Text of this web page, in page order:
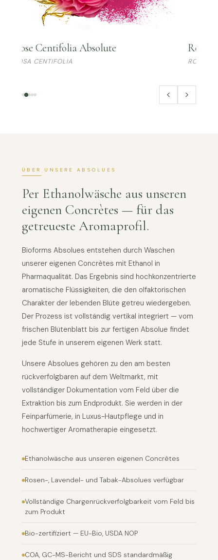
Rose Centifolia Absolute
ROSA CENTIFOLIA
Rose
ROSA
ÜBER UNSERE ABSOLUES
Per Ethanolwäsche aus unseren
eigenen Concrètes — für das
getreueste Aromaprofil.
Bioforms Absolues entstehen durch Waschen
unserer eigenen Concrètes mit Ethanol in
Pharmaqualität. Das Ergebnis sind hochkonzentrierte
aromatische Flüssigkeiten, die den olfaktorischen
Charakter der lebenden Blüte getreu wiedergeben.
Der Prozess ist vollständig vertikal integriert — vom
frischen Blütenblatt bis zur fertigen Absolue findet
jede Stufe in unserem eigenen Werk statt.
Unsere Absolues gehören zu den am besten
rückverfolgbaren auf dem Weltmarkt, mit
vollständiger Dokumentation vom Feld über die
Extraktion bis zum Endprodukt. Sie werden in der
Feinparfümerie, in Luxus-Hautpflege und in
hochwertiger Aromatherapie eingesetzt.
Ethanolwäsche aus unseren eigenen Concrètes
Rosen-, Lavendel- und Tabak-Absolues verfügbar
Vollständige Chargenrückverfolgbarkeit vom Feld bis
zum Produkt
Bio-zertifiziert — EU-Bio, USDA NOP
COA, GC-MS-Bericht und SDS standardmäßig